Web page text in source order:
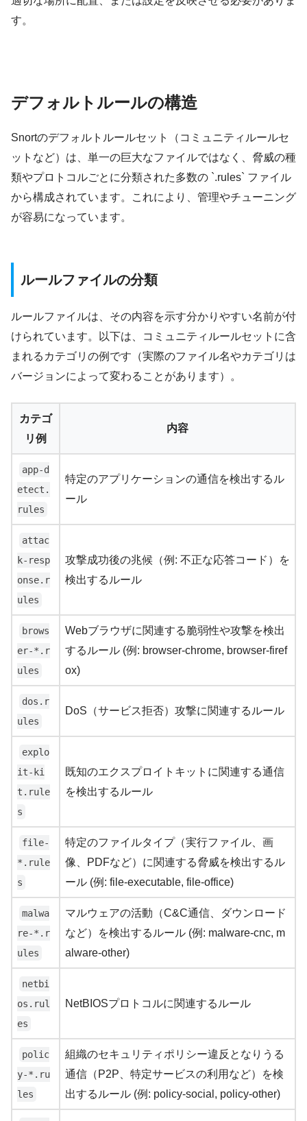
す。
デフォルトルールの構造
Snortのデフォルトルールセット（コミュニティルールセ
ットなど）は、単一の巨大なファイルではなく、脅威の種
類やプロトコルごとに分類された多数の `.rules` ファイル
から構成されています。これにより、管理やチューニング
が容易になっています。
ルールファイルの分類
ルールファイルは、その内容を示す分かりやすい名前が付
けられています。以下は、コミュニティルールセットに含
まれるカテゴリの例です（実際のファイル名やカテゴリは
バージョンによって変わることがあります）。
カテゴ
リ例
内容
app-d
etect.
rules
特定のアプリケーションの通信を検出するル
ール
attac
k-resp
onse.r
ules
攻撃成功後の兆候（例: 不正な応答コード）を
検出するルール
brows
er-*.r
ules
Webブラウザに関連する脆弱性や攻撃を検出
するルール (例: browser-chrome, browser-firef
ox)
dos.r
ules
DoS（サービス拒否）攻撃に関連するルール
explo
it-ki
t.rule
s
既知のエクスプロイトキットに関連する通信
を検出するルール
file-
*.rule
s
特定のファイルタイプ（実行ファイル、画
像、PDFなど）に関連する脅威を検出するル
ール (例: file-executable, file-office)
malwa
re-*.r
ules
マルウェアの活動（C&C通信、ダウンロード
など）を検出するルール (例: malware-cnc, m
alware-other)
netbi
os.rul
es
NetBIOSプロトコルに関連するルール
polic
y-*.ru
les
組織のセキュリティポリシー違反となりうる
通信（P2P、特定サービスの利用など）を検
出するルール (例: policy-social, policy-other)